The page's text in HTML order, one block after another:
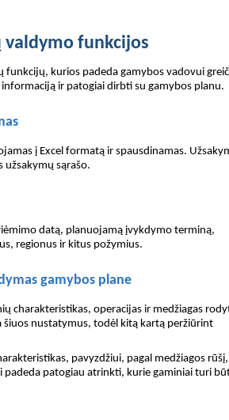
valdymo funkcijos
kurios padeda gamybos vadovui
ir patogiai dirbti su gamybos planu.
į Excel formatą ir spausdinamas.
užsakymų sąrašo.
datą, planuojamą įvykdymo terminą,
regionus ir kitus požymius.
gamybos plane
charakteristikas, operacijas ir medžiagas
šiuos nustatymus, todėl kitą kartą peržiūrint
pavyzdžiui, pagal medžiagos rūšį,
padeda patogiau atrinkti, kurie gaminiai turi